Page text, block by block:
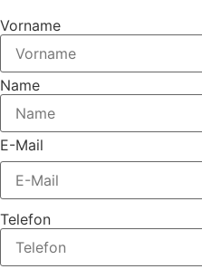
Vorname
Name
E-Mail
Telefon